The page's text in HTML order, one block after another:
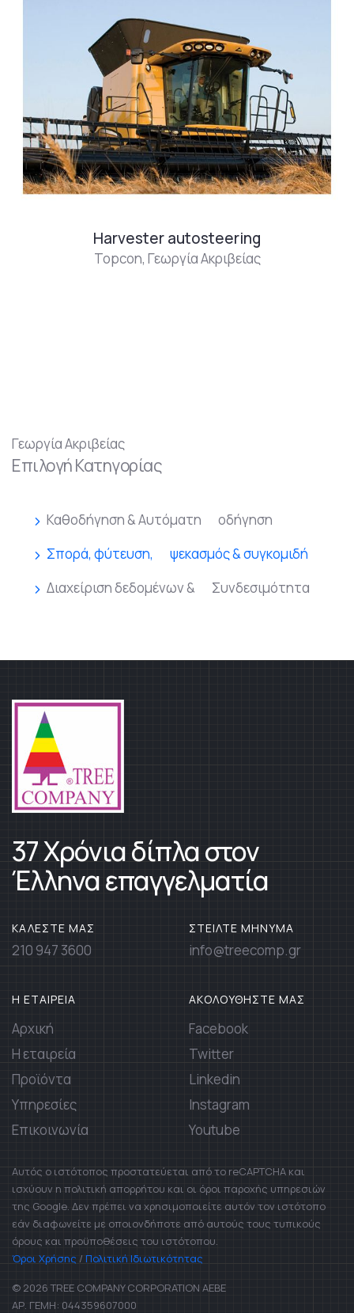
Harvester autosteering
Topcon, Γεωργία Ακριβείας
Γεωργία Ακριβείας
Επιλογή Κατηγορίας
Καθοδήγηση & Αυτόματη οδήγηση
Σπορά, φύτευση, ψεκασμός & συγκομιδή
Διαχείριση δεδομένων & Συνδεσιμότητα
37 Χρόνια δίπλα στον
Έλληνα επαγγελματία
ΚΑΛΕΣΤΕ ΜΑΣ
210 947 3600
ΣΤΕΙΛΤΕ ΜΗΝΥΜΑ
info@treecomp.gr
Η ΕΤΑΙΡΕΙΑ
Αρχική
Η εταιρεία
Προϊόντα
Υπηρεσίες
Επικοινωνία
ΑΚΟΛΟΥΘΗΣΤΕ ΜΑΣ
Facebook
Twitter
Linkedin
Instagram
Youtube
Αυτός ο ιστότοπος προστατεύεται από το reCAPTCHA και
ισχύουν η πολιτική απορρήτου και οι όροι παροχής υπηρεσιών
της Google. Δεν πρέπει να χρησιμοποιείτε αυτόν τον ιστότοπο
εάν διαφωνείτε με οποιονδήποτε από αυτούς τους τυπικούς
όρους και προϋποθέσεις του ιστότοπου.
Όροι Χρήσης / Πολιτική Ιδιωτικότητας
© 2026 TREE COMPANY CORPORATION AEBE
ΑΡ. ΓΕΜΗ: 044359607000